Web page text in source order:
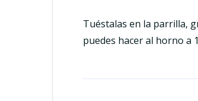
Tuéstalas en la parrilla,
puedes hacer al horno a